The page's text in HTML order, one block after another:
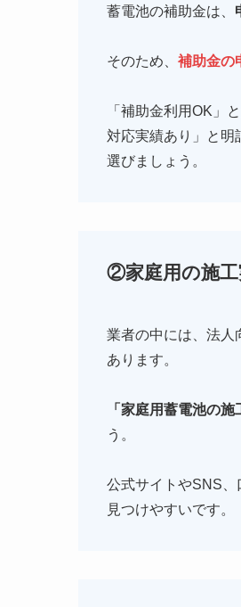
蓄電池の補助金は、
そのため、 補助金の
「補助金利用OK」
対応実績あり」と明
選びましょう。
②家庭用の施工
業者の中には、法人
あります。
「家庭用蓄電池の
う。
公式サイトやSNS、
見つけやすいです。